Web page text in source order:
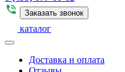
Заказать звонок
каталог
Доставка и оплата